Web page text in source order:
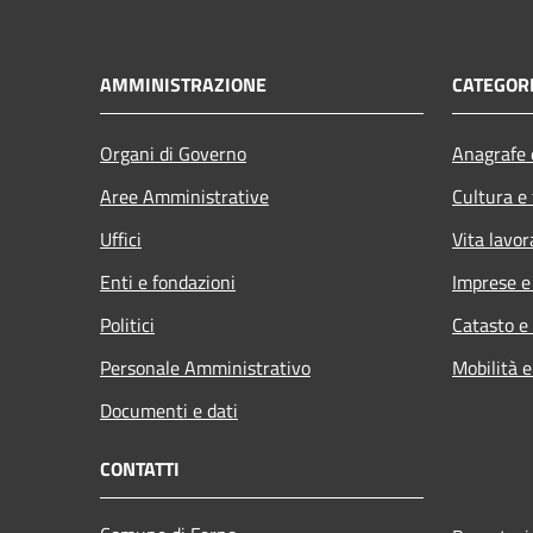
AMMINISTRAZIONE
Organi di Governo
Aree Amministrative
Uffici
Enti e fondazioni
Politici
Personale Amministrativo
Documenti e dati
Cultura
Vita
Imprese
Catasto
Mobilità
CONTATTI